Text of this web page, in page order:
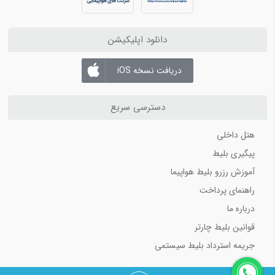
بلیط هواپیما اهواز به تهران
بلیط هواپیما اصفهان به مشهد
بلیط هواپیما شیراز به تهران
دانلود اپلیکیشن
دریافت نسخه iOS
دسترسی سریع
هتل داخلی
پیگیری بلیط
آموزش رزرو بلیط هواپیما
راهنمای پرداخت
درباره ما
قوانین بلیط چارتر
جریمه استرداد بلیط سیستمی